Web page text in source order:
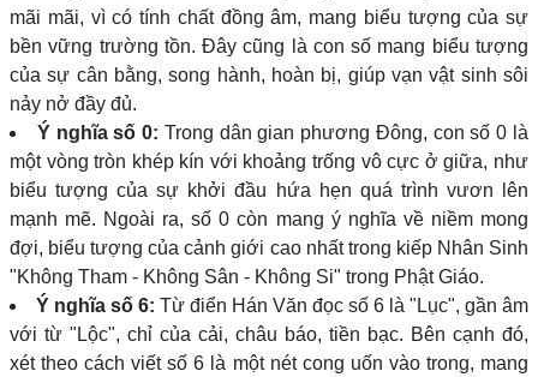
mãi mãi, vì có tính chất đồng âm, mang biểu tượng của sự
bền vững trường tồn. Đây cũng là con số mang biểu tượng
của sự cân bằng, song hành, hoàn bị, giúp vạn vật sinh sôi
nảy nở đầy đủ.
Ý nghĩa số 0: Trong dân gian phương Đông, con số 0 là
một vòng tròn khép kín với khoảng trống vô cực ở giữa, như
biểu tượng của sự khởi đầu hứa hẹn quá trình vươn lên
mạnh mẽ. Ngoài ra, số 0 còn mang ý nghĩa về niềm mong
đợi, biểu tượng của cảnh giới cao nhất trong kiếp Nhân Sinh
"Không Tham - Không Sân - Không Si" trong Phật Giáo.
Ý nghĩa số 6: Từ điển Hán Văn đọc số 6 là "Lục", gần âm
với từ "Lộc", chỉ của cải, châu báo, tiền bạc. Bên cạnh đó,
xét theo cách viết số 6 là một nét cong uốn vào trong, mang